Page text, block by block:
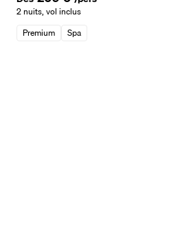
2 nuits, vol inclus
Premium
Spa